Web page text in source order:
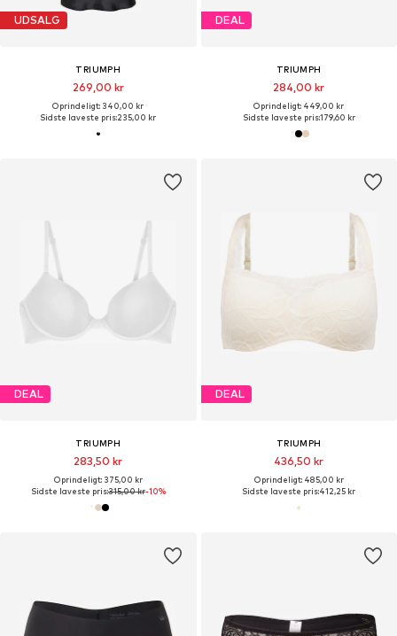
UDSALG
TRIUMPH
269,00 kr
Oprindeligt: 340,00 kr
Sidste laveste pris:235,00 kr
DEAL
TRIUMPH
284,00 kr
Oprindeligt: 449,00 kr
Sidste laveste pris:179,60 kr
DEAL
TRIUMPH
283,50 kr
Oprindeligt: 375,00 kr
Sidste laveste pris:315,00 kr-10%
DEAL
TRIUMPH
436,50 kr
Oprindeligt: 485,00 kr
Sidste laveste pris:412,25 kr